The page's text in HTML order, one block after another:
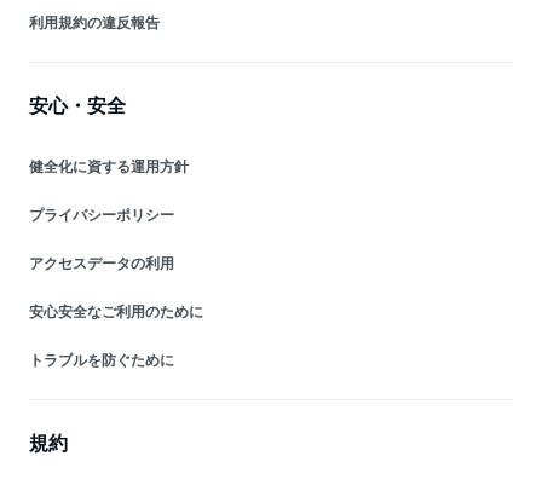
利用規約の違反報告
安心・安全
健全化に資する運用方針
プライバシーポリシー
アクセスデータの利用
安心安全なご利用のために
トラブルを防ぐために
規約